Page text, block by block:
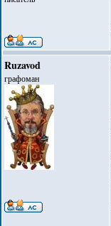
Ruzavod
графоман